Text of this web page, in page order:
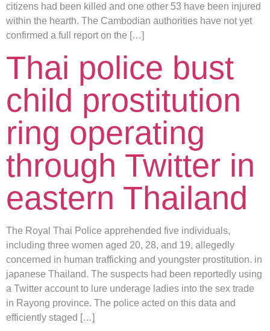
citizens had been killed and one other 53 have been injured
within the hearth. The Cambodian authorities have not yet
confirmed a full report on the […]
Thai police bust
child prostitution
ring operating
through Twitter in
eastern Thailand
The Royal Thai Police apprehended five individuals,
including three women aged 20, 28, and 19, allegedly
concerned in human trafficking and youngster prostitution. in
japanese Thailand. The suspects had been reportedly using
a Twitter account to lure underage ladies into the sex trade
in Rayong province. The police acted on this data and
efficiently staged […]